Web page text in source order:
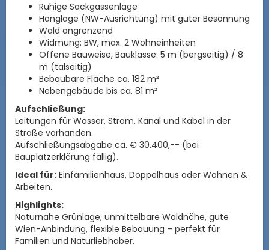
Ruhige Sackgassenlage
Hanglage (NW-Ausrichtung) mit guter Besonnung
Wald angrenzend
Widmung: BW, max. 2 Wohneinheiten
Offene Bauweise, Bauklasse: 5 m (bergseitig) / 8
m (talseitig)
Bebaubare Fläche ca. 182 m²
Nebengebäude bis ca. 81 m²
Aufschließung:
Leitungen für Wasser, Strom, Kanal und Kabel in der
Straße vorhanden.
Aufschließungsabgabe ca. € 30.400,-- (bei
Bauplatzerklärung fällig).
Ideal für: Einfamilienhaus, Doppelhaus oder Wohnen &
Arbeiten.
Highlights:
Naturnahe Grünlage, unmittelbare Waldnähe, gute
Wien-Anbindung, flexible Bebauung – perfekt für
Familien und Naturliebhaber.